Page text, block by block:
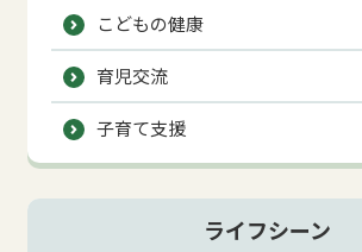
こどもの健康
育児交流
子育て支援
ライフシーン